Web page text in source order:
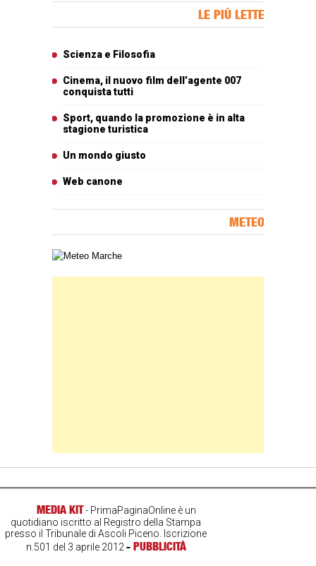
LE PIÙ LETTE
Scienza e Filosofia
Cinema, il nuovo film dell’agente 007
conquista tutti
Sport, quando la promozione è in alta
stagione turistica
Un mondo giusto
Web canone
METEO
Carta meteorologica delle Marche
MEDIA KIT- PrimaPaginaOnline è un
quotidiano iscritto al Registro della Stampa
presso il Tribunale di Ascoli Piceno. Iscrizione
n.501 del 3 aprile 2012- PUBBLICITÀ